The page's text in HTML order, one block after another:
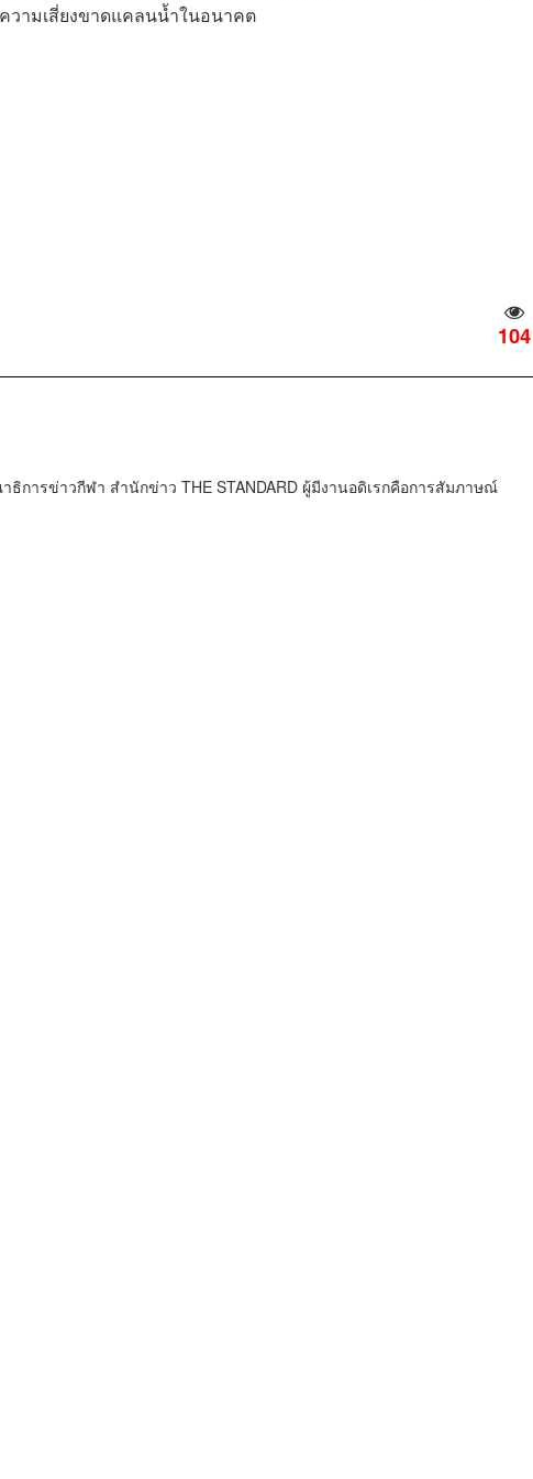
วามเสี่ยงขาดแคลนน้ำในอนาคต
104
ธิการข่าวกีฬา สำนักข่าว THE STANDARD ผู้มีงานอดิเรกคือการสัมภาษณ์